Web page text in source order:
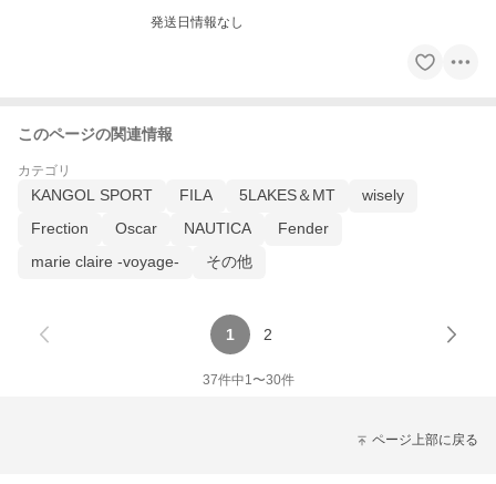
発送日情報なし
このページの関連情報
カテゴリ
KANGOL SPORT FILA 5LAKES＆MT
wisely
Frection
Oscar NAUTICA
Fender
marie claire -voyage-
その他
1 2
37件中1〜30件
ページ上部に戻る